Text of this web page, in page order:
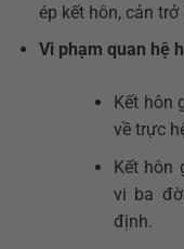
ép kết hôn, cản trở
Vi phạm quan hệ
Kết hôn
về trực
Kết hôn
vi ba
định.